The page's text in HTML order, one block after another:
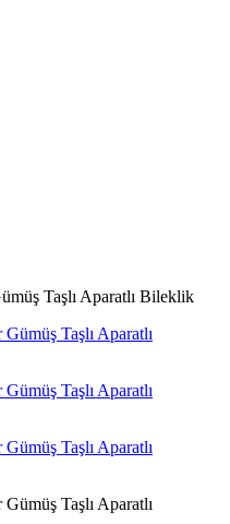
Taşlı Aparatlı Bileklik